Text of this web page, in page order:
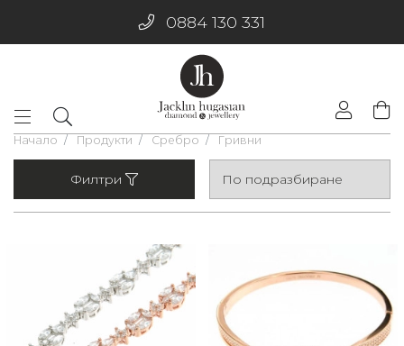
0884 130 331
Начало Продукти Сребро Гривни
Филтри